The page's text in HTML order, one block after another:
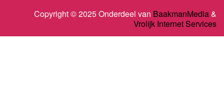
Copyright © 2025 Onderdeel van BaakmanMedia&
Vrolijk Internet Services